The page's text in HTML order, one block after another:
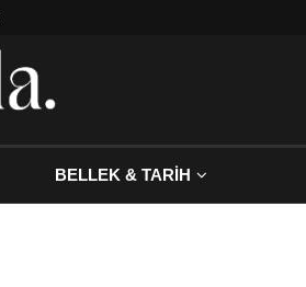
BELLEK & TARİH